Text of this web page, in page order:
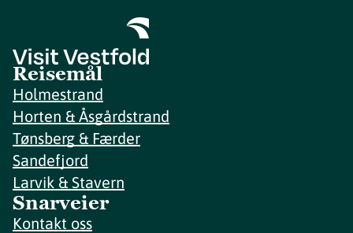
Reisemål
Holmestrand
Horten & Åsgårdstrand
Tønsberg & Færder
Sandefjord
Larvik & Stavern
Snarveier
Kontakt oss